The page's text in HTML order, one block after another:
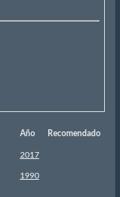
Año Recomendado
2017
1990